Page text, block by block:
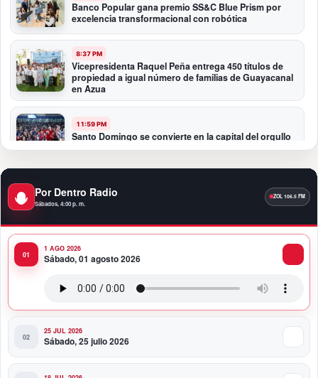
Banco Popular gana premio SS&C Blue Prism por
excelencia transformacional con robótica
8:37 PM
Vicepresidenta Raquel Peña entrega 450 títulos de
propiedad a igual número de familias de Guayacanal
en Azua
11:59 PM
Santo Domingo se convierte en la capital del orgullo
dominicano
Toque Profundo celebra 37 años de historia con una
noche para el rock dominicano
11:35 PM
“Amor de Barrio”: la canción con la que JACÓ abre
Por Dentro Radio
Sábados, 4:00 p. m.
1 AGO 2026
Sábado, 01 agosto 2026
25 JUL 2026
Sábado, 25 julio 2026